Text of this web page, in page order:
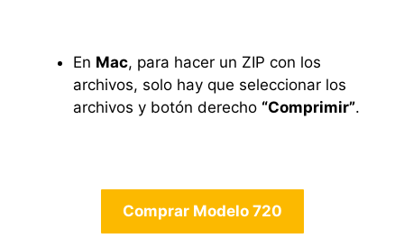
En Mac, para hacer un ZIP con los
archivos, solo hay que seleccionar los
archivos y botón derecho “Comprimir”.
Comprar Modelo 720